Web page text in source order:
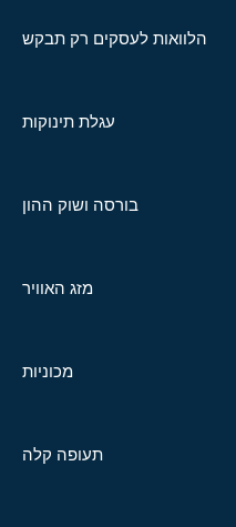
הלוואות לעסקים רק תבקש
עגלת תינוקות
בורסה ושוק ההון
מזג האוויר
מכוניות
תעופה קלה